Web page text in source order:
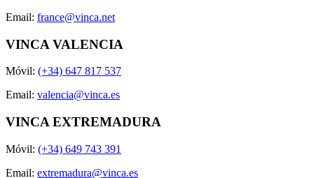
Email: france@vinca.net
VINCA VALENCIA
Móvil: (+34) 647 817 537
Email: valencia@vinca.es
VINCA EXTREMADURA
Móvil: (+34) 649 743 391
Email: extremadura@vinca.es